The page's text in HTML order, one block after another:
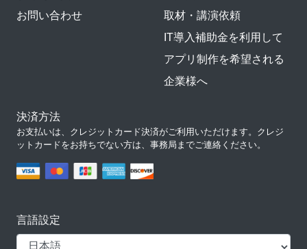
お問い合わせ
取材・講演依頼
IT導入補助金を利用して
アプリ制作を希望される
企業様へ
決済方法
お支払いは、クレジットカード決済がご利用いただけます。クレジ
ットカードをお持ちでない方は、事務局までご連絡ください。
言語設定